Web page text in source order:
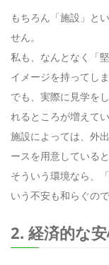
もちろん「施設」と
せん。
私も、なんとなく「
イメージを持ってし
でも、実際に見学を
れるところが増えて
施設によっては、外
ースを用意している
そういう環境なら、
いう不安も和らぐの
2. 経済的な